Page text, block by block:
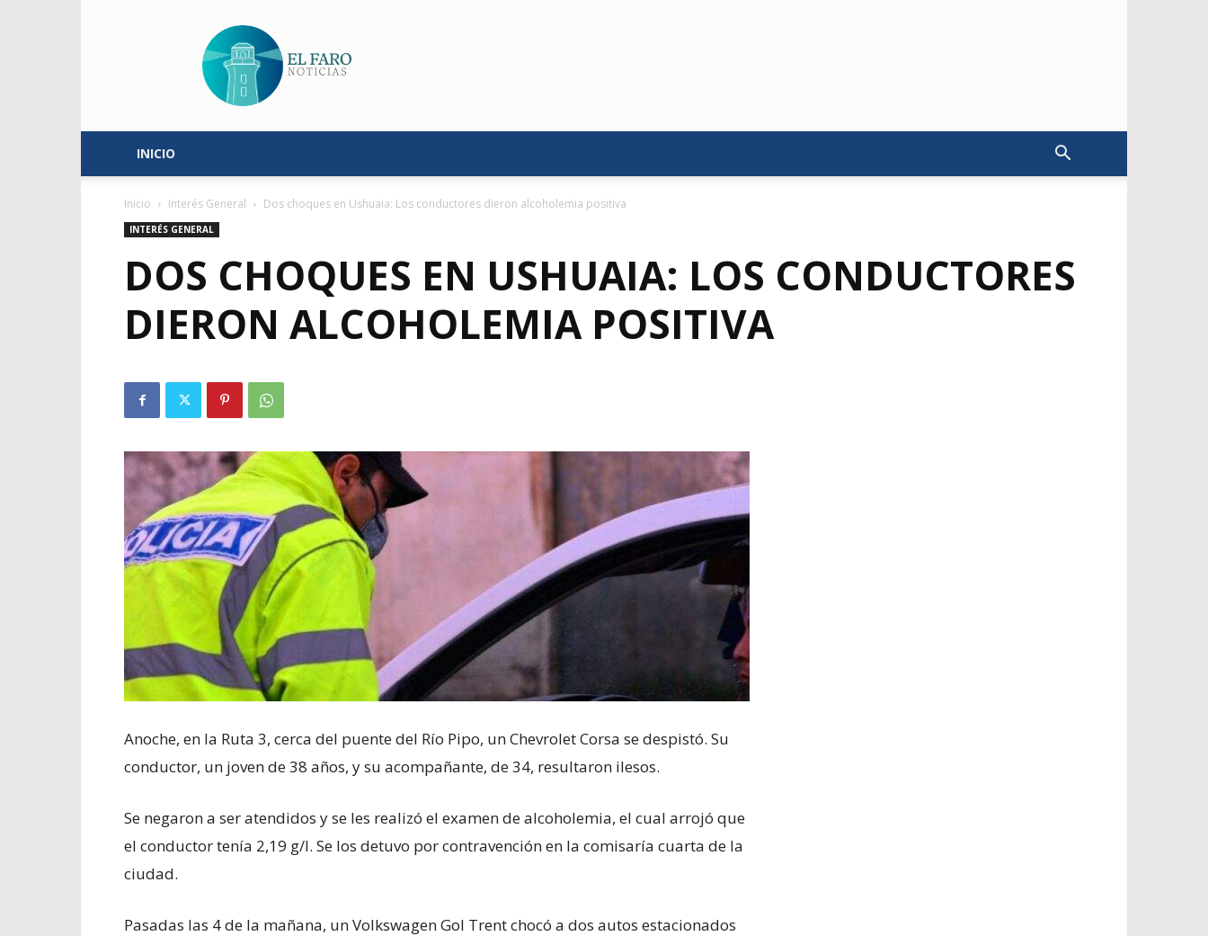
Faro
Noticias
INICIO
Inicio Interés General Dos choques en Ushuaia: Los conductores dieron alcoholemia positiva
INTERÉS GENERAL
DOS CHOQUES EN USHUAIA: LOS CONDUCTORES
DIERON ALCOHOLEMIA POSITIVA
Anoche, en la Ruta 3, cerca del puente del Río Pipo, un Chevrolet Corsa se despistó. Su
conductor, un joven de 38 años, y su acompañante, de 34, resultaron ilesos.
Se negaron a ser atendidos y se les realizó el examen de alcoholemia, el cual arrojó que
el conductor tenía 2,19 g/l. Se los detuvo por contravención en la comisaría cuarta de la
ciudad.
Pasadas las 4 de la mañana, un Volkswagen Gol Trent chocó a dos autos estacionados